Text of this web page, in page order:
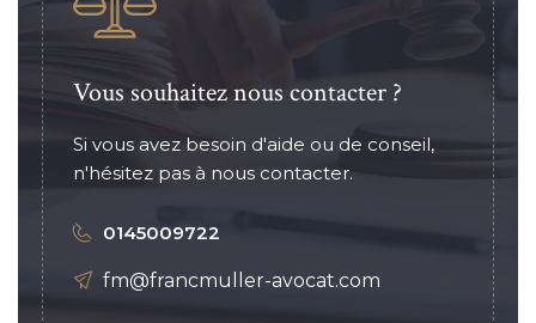
Vous souhaitez nous contacter ?
Si vous avez besoin d'aide ou de conseil,
n'hésitez pas à nous contacter.
0145009722
fm@francmuller-avocat.com